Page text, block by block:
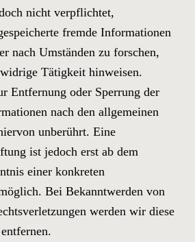
nicht verpflichtet,
fremde Informationen
nach Umständen zu forschen,
Tätigkeit hinweisen.
Entfernung oder Sperrung der
nach den allgemeinen
unberührt. Eine
ist jedoch erst ab dem
einer konkreten
Bei Bekanntwerden von
werden wir diese